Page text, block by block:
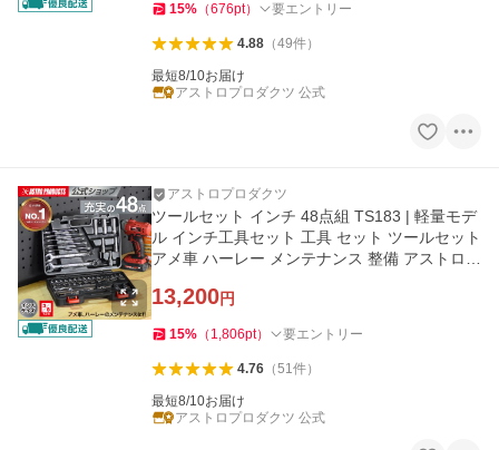
15% （676pt） 要エントリー
4.88（49件）
最短8/10お届け
アストロプロダクツ 公式
アストロプロダクツ
ツールセット インチ 48点組 TS183 | 軽量モデ
ル インチ工具セット 工具 セット ツールセット
アメ車 ハーレー メンテナンス 整備 アストロプ
13,200円
15% （ 1,806pt） 要エントリー
4.76（51件）
最短8/10お届け
アストロプロダクツ 公式